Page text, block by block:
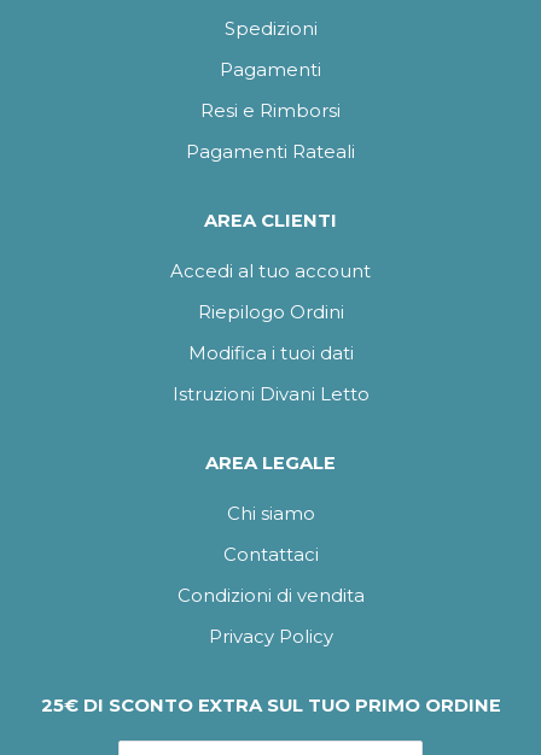
Spedizioni
Pagamenti
Resi e Rimborsi
Pagamenti Rateali
AREA CLIENTI
Accedi al tuo account
Riepilogo Ordini
Modifica i tuoi dati
Istruzioni Divani Letto
AREA LEGALE
Chi siamo
Contattaci
Condizioni di vendita
Privacy Policy
25€ DI SCONTO EXTRA SUL TUO PRIMO ORDINE